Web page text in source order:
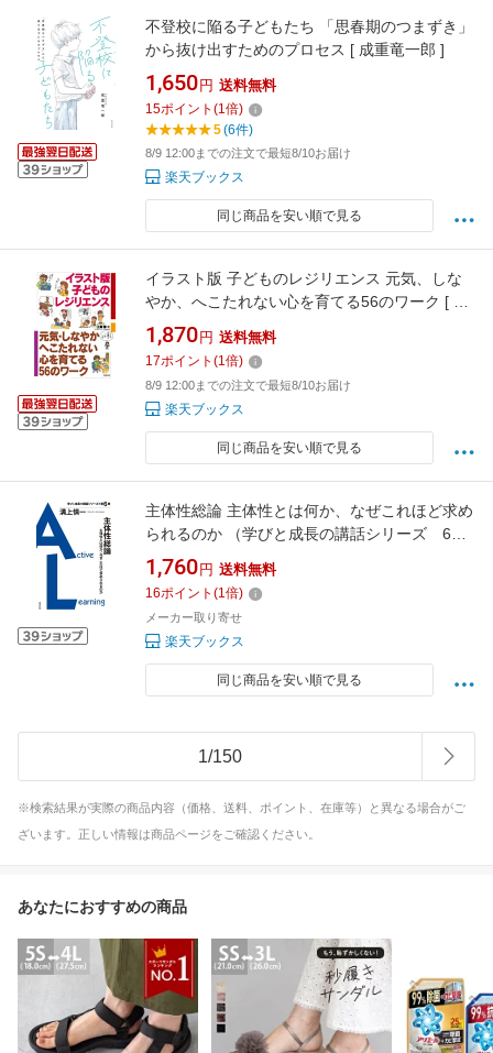
不登校に陥る子どもたち 「思春期のつまずき」
から抜け出すためのプロセス [ 成重竜一郎 ]
1,650 円 送料無料
15ポイント (1倍)
5(6件)
8/9 12:00までの注文で最短8/10お届け
楽天ブックス
同じ商品を安い順で見る
イラスト版 子どものレジリエンス 元気、しな
やか、へこたれない心を育てる56のワーク [ 上
島 博 ]
1,870 円 送料無料
17ポイント (1倍)
8/9 12:00までの注文で最短8/10お届け
楽天ブックス
同じ商品を安い順で見る
主体性総論 主体性とは何か、なぜこれほど求め
られるのか （学びと成長の講話シリーズ 6） [
溝上 慎一 ]
1,760 円 送料無料
16ポイント (1倍)
メーカー取り寄せ
楽天ブックス
同じ商品を安い順で見る
1/150
※検索結果が実際の商品内容（価格、送料、ポイント、在庫等）と異なる場合がご
ざいます。正しい情報は商品ページをご確認ください。
あなたにおすすめの商品